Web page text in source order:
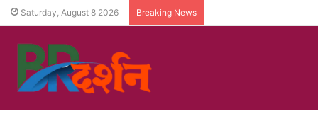
Saturday, August 8 2026 Breaking News